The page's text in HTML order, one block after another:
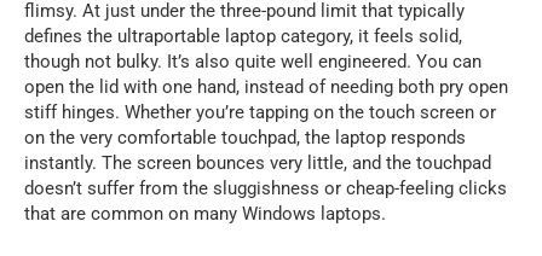
flimsy. At just under the three-pound limit that typically
defines the ultraportable laptop category, it feels solid,
though not bulky. It’s also quite well engineered. You can
open the lid with one hand, instead of needing both pry open
stiff hinges. Whether you’re tapping on the touch screen or
on the very comfortable touchpad, the laptop responds
instantly. The screen bounces very little, and the touchpad
doesn’t suffer from the sluggishness or cheap-feeling clicks
that are common on many Windows laptops.